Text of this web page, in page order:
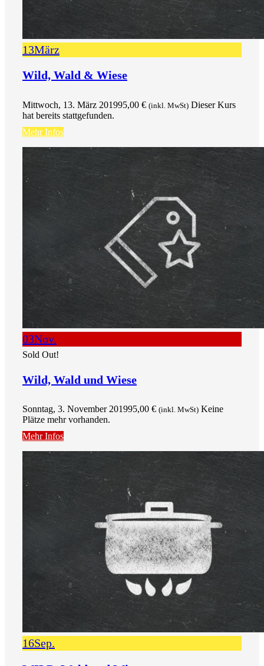
13März
Wild, Wald & Wiese
Mittwoch, 13. März 201995,00 € (inkl. MwSt) Dieser Kurs
hat bereits stattgefunden.
Mehr Infos
03Nov.
Sold Out!
Wild, Wald und Wiese
Sonntag, 3. November 201995,00 € (inkl. MwSt) Keine
Plätze mehr vorhanden.
Mehr Infos
16Sep.